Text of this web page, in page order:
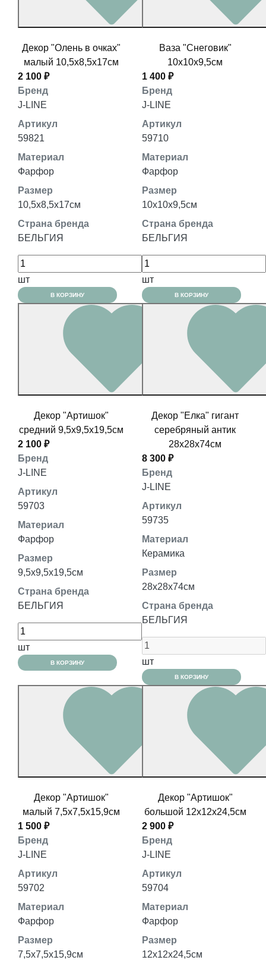
Декор "Олень в очках"
малый 10,5x8,5x17см
2 100 ₽
Бренд
J-LINE
Артикул
59821
Материал
Фарфор
Размер
10,5x8,5x17см
Страна бренда
БЕЛЬГИЯ
шт
В КОРЗИНУ
Ваза "Снеговик"
10x10x9,5см
1 400 ₽
Бренд
J-LINE
Артикул
59710
Материал
Фарфор
Размер
10x10x9,5см
Страна бренда
БЕЛЬГИЯ
шт
В КОРЗИНУ
Декор "Артишок"
средний 9,5x9,5x19,5см
2 100 ₽
Бренд
J-LINE
Артикул
59703
Материал
Фарфор
Размер
9,5x9,5x19,5см
Страна бренда
БЕЛЬГИЯ
шт
В КОРЗИНУ
Декор "Елка" гигант
серебряный антик
28x28x74см
8 300 ₽
Бренд
J-LINE
Артикул
59735
Материал
Керамика
Размер
28x28x74см
Страна бренда
БЕЛЬГИЯ
шт
В КОРЗИНУ
Декор "Артишок"
малый 7,5x7,5x15,9см
1 500 ₽
Бренд
J-LINE
Артикул
59702
Материал
Фарфор
Размер
7,5x7,5x15,9см
Декор "Артишок"
большой 12x12x24,5см
2 900 ₽
Бренд
J-LINE
Артикул
59704
Материал
Фарфор
Размер
12x12x24,5см